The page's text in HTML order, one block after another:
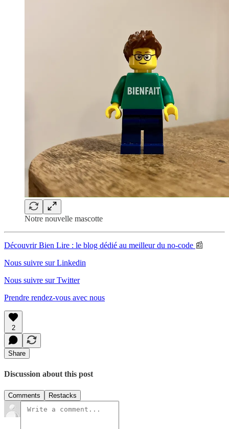
Notre nouvelle mascotte
Découvrir Bien Lire : le blog dédié au meilleur du no-code 📰
Nous suivre sur Linkedin
Nous suivre sur Twitter
Prendre rendez-vous avec nous
2
Share
Discussion about this post
Comments Restacks